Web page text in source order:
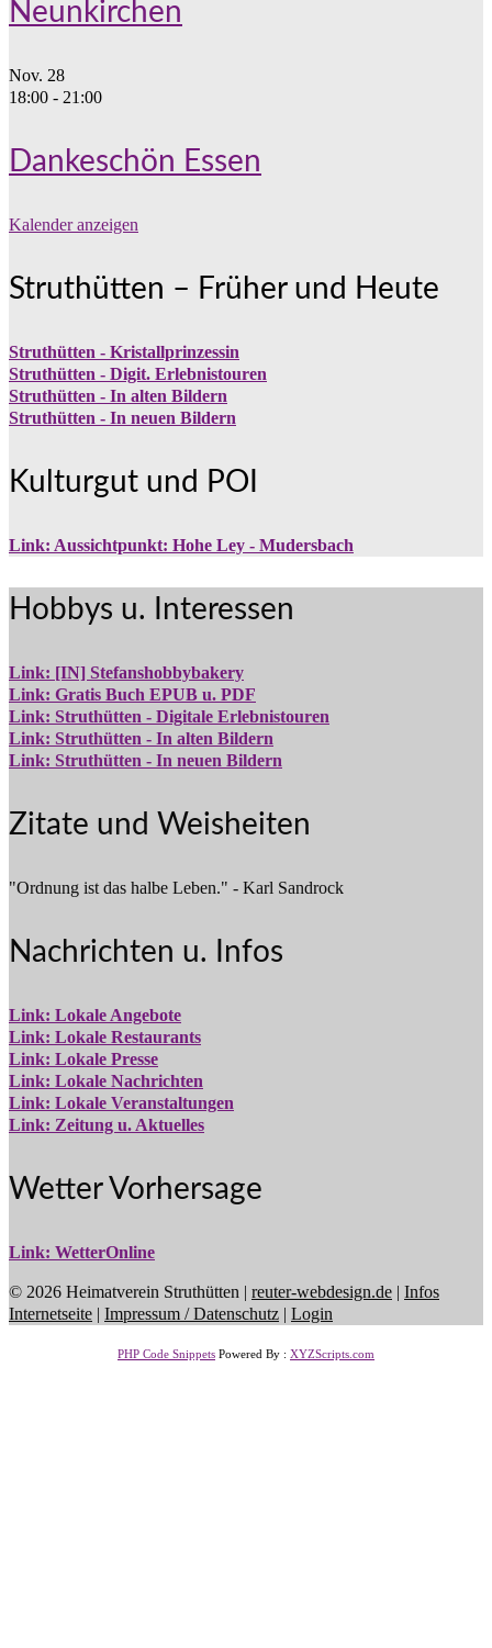
Neunkirchen
Nov. 28
18:00 - 21:00
Dankeschön Essen
Kalender anzeigen
Struthütten – Früher und Heute
Struthütten - Kristallprinzessin
Struthütten - Digit. Erlebnistouren
Struthütten - In alten Bildern
Struthütten - In neuen Bildern
Kulturgut und POI
Link: Aussichtpunkt: Hohe Ley - Mudersbach
Hobbys u. Interessen
Link: [IN] Stefanshobbybakery
Link: Gratis Buch EPUB u. PDF
Link: Struthütten - Digitale Erlebnistouren
Link: Struthütten - In alten Bildern
Link: Struthütten - In neuen Bildern
Zitate und Weisheiten
"Ordnung ist das halbe Leben." - Karl Sandrock
Nachrichten u. Infos
Link: Lokale Angebote
Link: Lokale Restaurants
Link: Lokale Presse
Link: Lokale Nachrichten
Link: Lokale Veranstaltungen
Link: Zeitung u. Aktuelles
Wetter Vorhersage
Link: WetterOnline
© 2026 Heimatverein Struthütten | reuter-webdesign.de | Infos
Internetseite | Impressum / Datenschutz | Login
PHP Code Snippets Powered By : XYZScripts.com